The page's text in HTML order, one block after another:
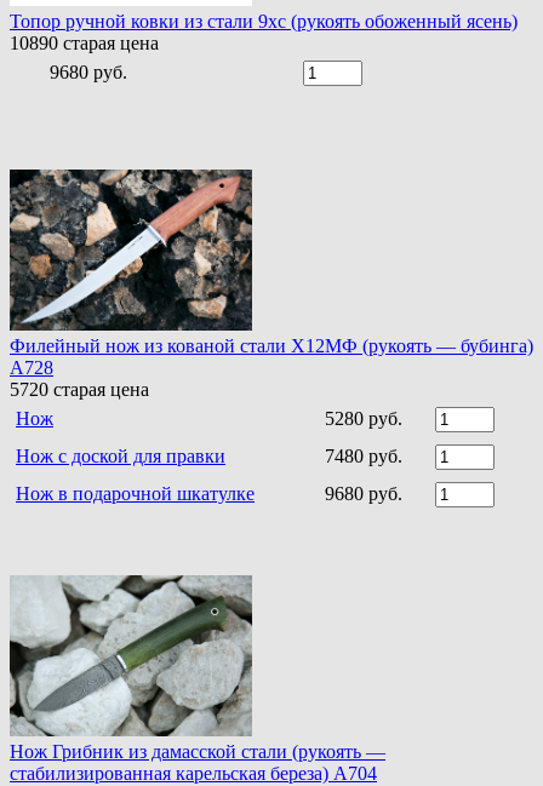
Топор ручной ковки из стали 9хс (рукоять обоженный ясень)
10890 старая цена
9680 руб.
Филейный нож из кованой стали Х12МФ (рукоять — бубинга)
A728
5720 старая цена
Нож
5280 руб.
Нож с доской для правки
7480 руб.
Нож в подарочной шкатулке
9680 руб.
Нож Грибник из дамасской стали (рукоять —
стабилизированная карельская береза) A704